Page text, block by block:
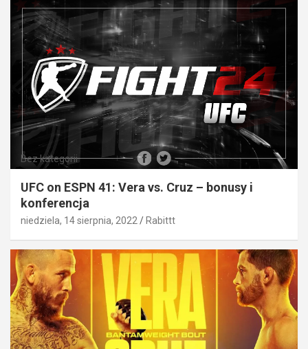
Bez kategorii
UFC on ESPN 41: Vera vs. Cruz – bonusy i
konferencja
niedziela, 14 sierpnia, 2022 Rabittt